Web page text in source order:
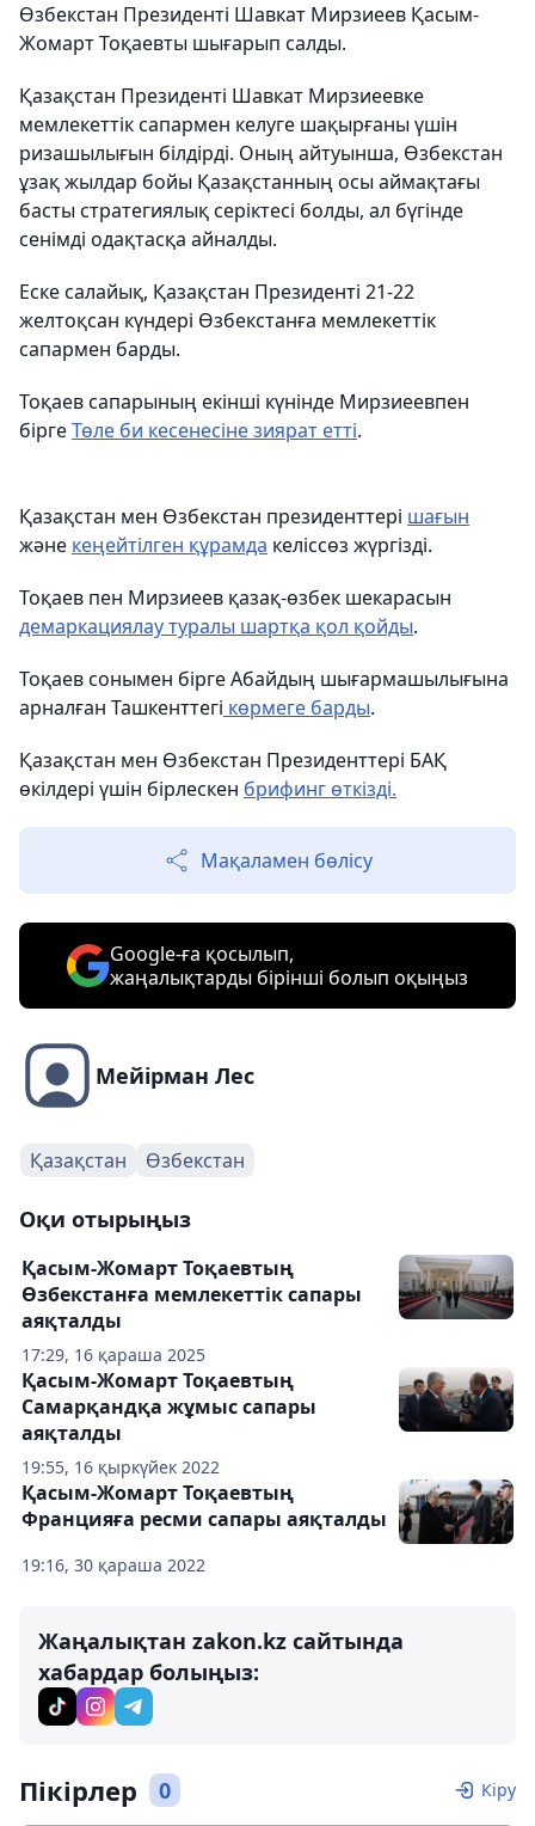
Өзбекстан Президенті Шавкат Мирзиеев Қасым-
Жомарт Тоқаевты шығарып салды.
Қазақстан Президенті Шавкат Мирзиеевке
мемлекеттік сапармен келуге шақырғаны үшін
ризашылығын білдірді. Оның айтуынша, Өзбекстан
ұзақ жылдар бойы Қазақстанның осы аймақтағы
басты стратегиялық серіктесі болды, ал бүгінде
сенімді одақтасқа айналды.
Еске салайық, Қазақстан Президенті 21-22
желтоқсан күндері Өзбекстанға мемлекеттік
сапармен барды.
Тоқаев сапарының екінші күнінде Мирзиеевпен
біргеТөле би кесенесіне зиярат етті.
Қазақстан мен Өзбекстан президенттері шағын
және кеңейтілген құрамда келіссөз жүргізді.
Тоқаев пен Мирзиеев қазақ-өзбек шекарасын
демаркациялау туралы шартқа қол қойды.
Тоқаев сонымен бірге Абайдың шығармашылығына
арналған Ташкенттегі көрмеге барды.
Қазақстан мен Өзбекстан Президенттері БАҚ
өкілдері үшін бірлескен брифинг өткізді.
Мақаламен бөлісу
Google-ға қосылып,
жаңалықтарды бірінші болып оқыңыз
Мейірман Лес
Қазақстан Өзбекстан
Оқи отырыңыз
17:29, 16 қараша 2025
Қасым-Жомарт Тоқаевтың
Өзбекстанға мемлекеттік сапары
аяқталды
19:55, 16 қыркүйек 2022
Қасым-Жомарт Тоқаевтың
Самарқандқа жұмыс сапары
аяқталды
19:16, 30 қараша 2022
Қасым-Жомарт Тоқаевтың
Францияға ресми сапары аяқталды
Жаңалықтан zakon.kz сайтында
хабардар болыңыз:
Пікірлер 0 Кіру